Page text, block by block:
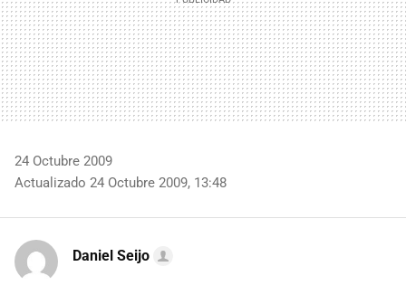
24 Octubre 2009
Actualizado 24 Octubre 2009, 13:48
Daniel Seijo